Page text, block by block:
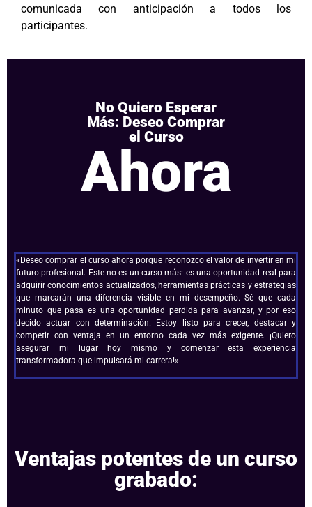
comunicada con anticipación a todos los
participantes.
No Quiero Esperar
Más: Deseo Comprar
el Curso
Ahora
«Deseo comprar el curso ahora porque reconozco el valor de invertir en mi
futuro profesional. Este no es un curso más: es una oportunidad real para
adquirir conocimientos actualizados, herramientas prácticas y estrategias
que marcarán una diferencia visible en mi desempeño. Sé que cada
minuto que pasa es una oportunidad perdida para avanzar, y por eso
decido actuar con determinación. Estoy listo para crecer, destacar y
competir con ventaja en un entorno cada vez más exigente. ¡Quiero
asegurar mi lugar hoy mismo y comenzar esta experiencia
transformadora que impulsará mi carrera!»
Ventajas potentes de un curso
grabado: